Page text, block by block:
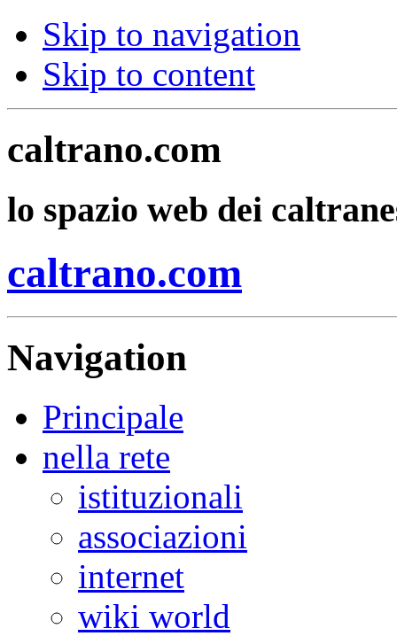
Skip to navigation
Skip to content
caltrano.com
lo spazio web dei
caltrano.com
Navigation
Principale
nella rete
istituzionali
associazioni
internet
wiki world